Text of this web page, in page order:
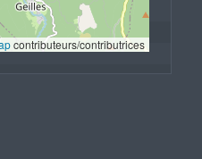
contributeurs/contributrices